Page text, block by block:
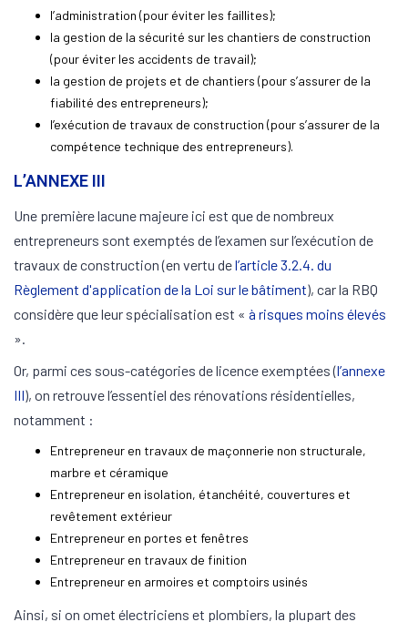
l’administration (pour éviter les faillites);
la gestion de la sécurité sur les chantiers de construction
(pour éviter les accidents de travail);
la gestion de projets et de chantiers (pour s’assurer de la
fiabilité des entrepreneurs);
l’exécution de travaux de construction (pour s’assurer de la
compétence technique des entrepreneurs).
L’ANNEXE III
Une première lacune majeure ici est que de nombreux
entrepreneurs sont exemptés de l’examen sur l’exécution de
travaux de construction (en vertu del’article 3.2.4. du
Règlement d'application de la Loi sur le bâtiment), car la RBQ
considère que leur spécialisation est « à risques moins élevés
».
Or, parmi ces sous-catégories de licence exemptées (l’annexe
III), on retrouve l’essentiel des rénovations résidentielles,
notamment :
Entrepreneur en travaux de maçonnerie non structurale,
marbre et céramique
Entrepreneur en isolation, étanchéité, couvertures et
revêtement extérieur
Entrepreneur en portes et fenêtres
Entrepreneur en travaux de finition
Entrepreneur en armoires et comptoirs usinés
Ainsi, si on omet électriciens et plombiers, la plupart des